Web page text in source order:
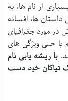
از نام ها، به
داستان ها، افسانه
در مورد جغرافیای
یا حتی ویژگی های
با ریشه یابی نام
نیاکان خود دست